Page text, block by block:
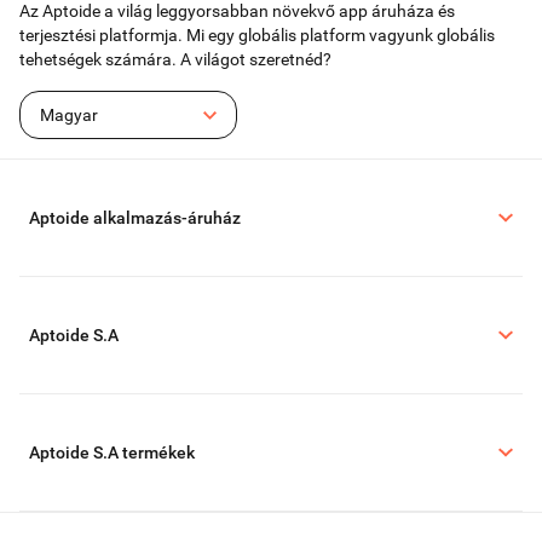
a szöveg másolásának, új lapok megnyitásának vagy keresési lekérdezések
újragépelésének szükségességét.
Az Aptoide a világ leggyorsabban növekvő app áruháza és
terjesztési platformja. Mi egy globális platform vagyunk globális
tehetségek számára. A világot szeretnéd?
Magyar
Aptoide alkalmazás-áruház
Aptoide S.A
Aptoide S.A termékek